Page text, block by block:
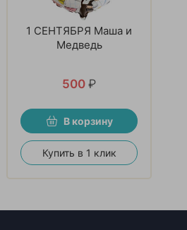
1 СЕНТЯБРЯ Маша и
Медведь
500 ₽
В корзину
Купить в 1 клик